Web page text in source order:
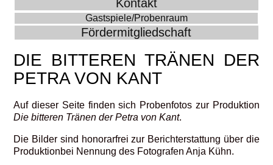
Kontakt
Gastspiele/Probenraum
Fördermitgliedschaft
DIE BITTEREN TRÄNEN DER
PETRA VON KANT
Auf dieser Seite finden sich Probenfotos zur Produktion
Die bitteren Tränen der Petra von Kant.
Die Bilder sind honorarfrei zur Berichterstattung über die
Produktionbei Nennung des Fotografen Anja Kühn.